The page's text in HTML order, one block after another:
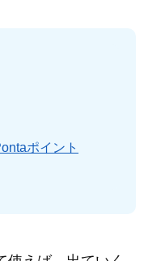
ポイント